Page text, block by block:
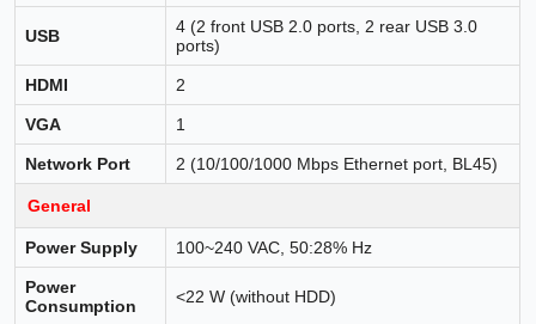
USB
4 (2 front USB 2.0 ports, 2 rear USB 3.0
ports)
HDMI 2
VGA 1
Network Port 2 (10/100/1000 Mbps Ethernet port, BL45)
General
Power Supply 100~240 VAC, 50:28% Hz
Power
Consumption
<22 W (without HDD)